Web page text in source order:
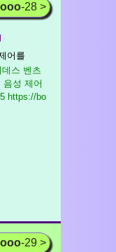
-28 >
어를
스 벤츠
성 제어
https://bo
-29 >